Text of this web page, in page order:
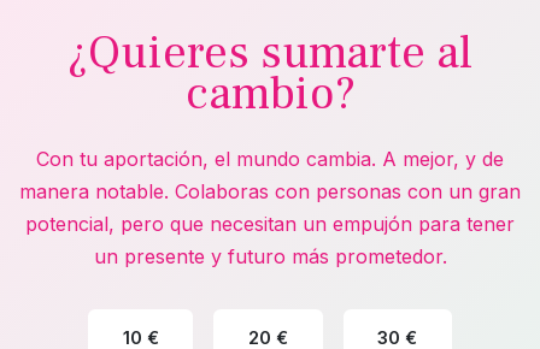
¿Quieres sumarte al
cambio?
Con tu aportación, el mundo cambia. A mejor, y de
manera notable. Colaboras con personas con un gran
potencial, pero que necesitan un empujón para tener
un presente y futuro más prometedor.
10 € 20 € 30 €